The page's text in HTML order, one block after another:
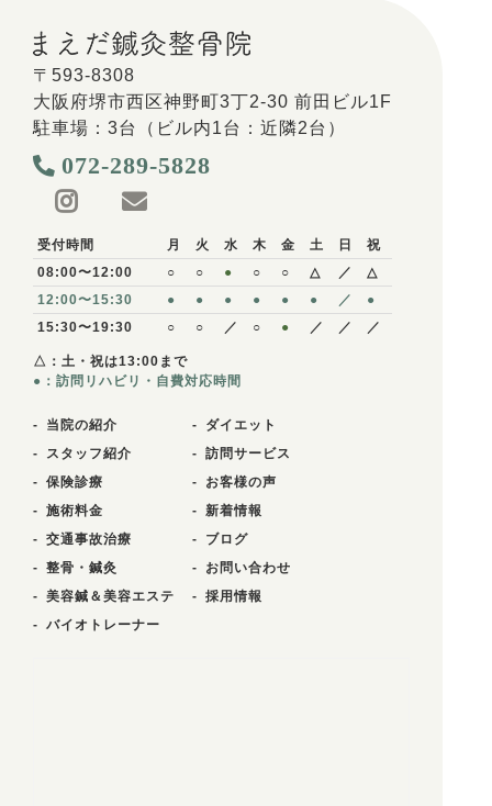
〒593-8308
大阪府堺市西区神野町3丁2-30 前田ビル1F
駐車場：3台（ビル内1台：近隣2台）
072-289-5828
受付時間 月 火 水 木 金 土 日
祝
08:00〜12:00
○ ○ ● ○ ○ △ ／
△
12:00〜15:30
● ● ● ● ● ● ／
●
15:30〜19:30
○ ○ ／ ○ ● ／ ／ ／
△：土・祝は13:00まで
●：訪問リハビリ・自費対応時間
当院の紹介
スタッフ紹介
保険診療
施術料金
交通事故治療
整骨・鍼灸
美容鍼＆美容エステ
バイオトレーナー
ダイエット
訪問サービス
お客様の声
新着情報
ブログ
お問い合わせ
採用情報